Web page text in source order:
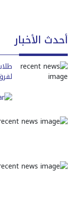
أحدث الأخبار
لفرق